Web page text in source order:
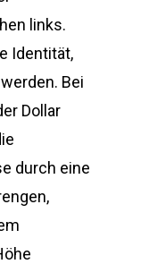
links.
Identität,
Bei
Dollar
durch eine